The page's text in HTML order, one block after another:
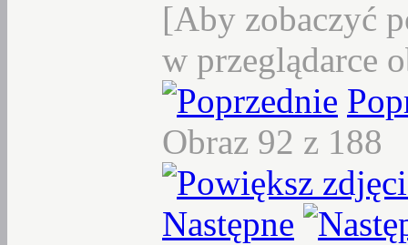
[Aby zobaczyć
w przeglądarce
Obraz 92 z 188
Następne